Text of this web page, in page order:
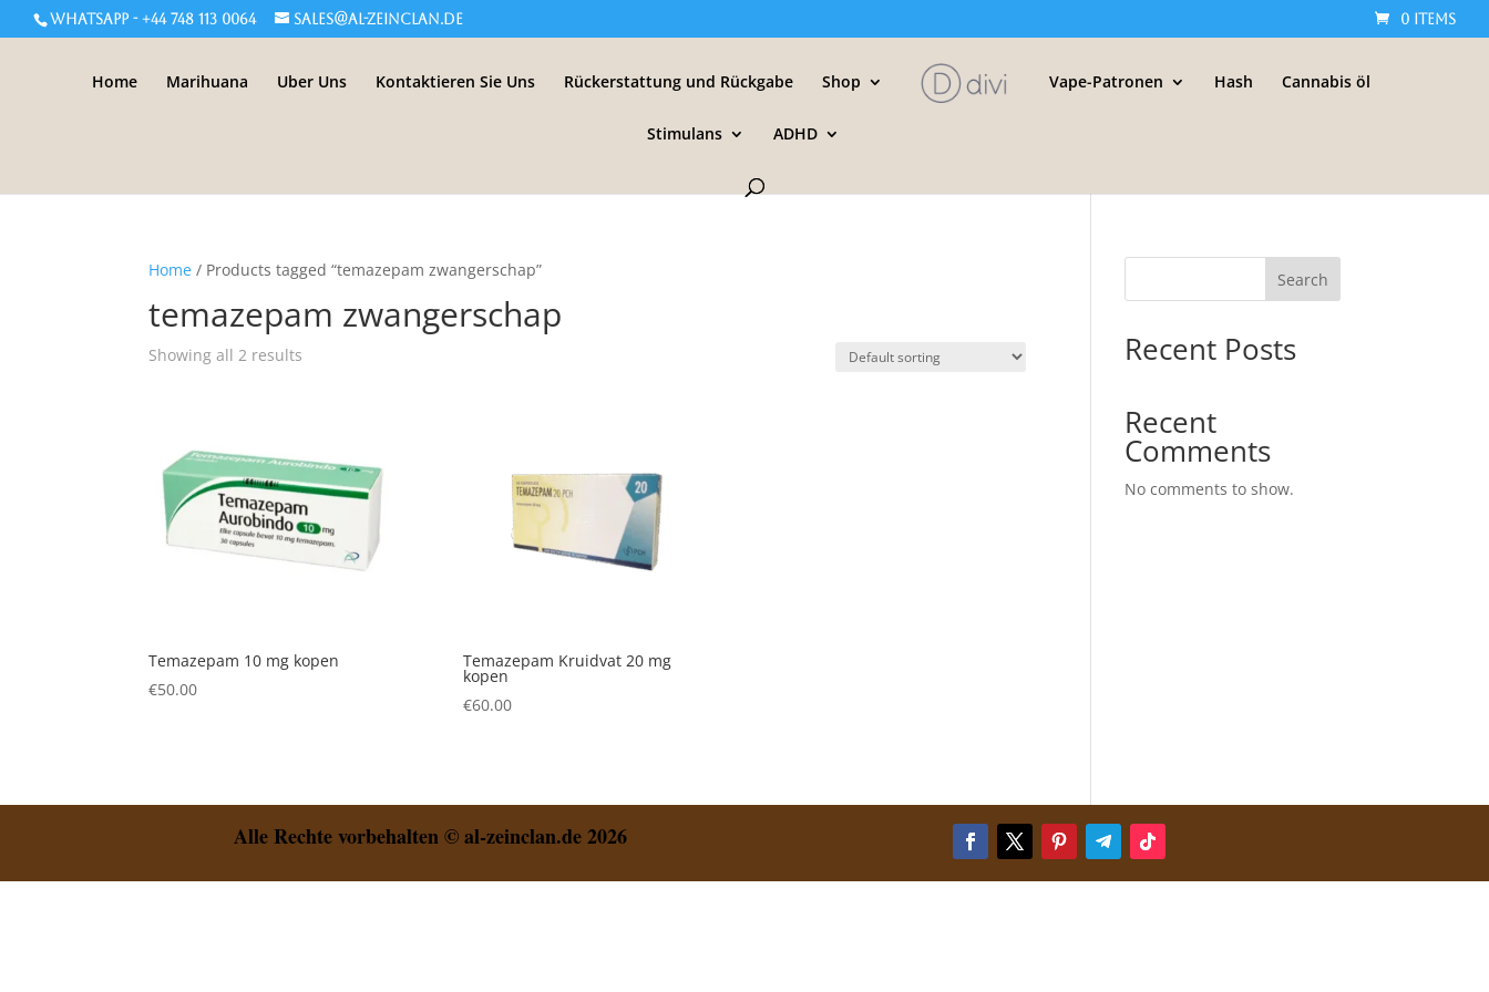
WHATSAPP - +44 748 113 0064 sales@al-zeinclan.de 0 Items
Home Marihuana Uber Uns Kontaktieren Sie Uns Rückerstattung und Rückgabe Shop Vape-Patronen Hash Cannabis öl
Stimulans ADHD
Home / Products tagged “temazepam zwangerschap”
temazepam zwangerschap
Showing all 2 results
Temazepam 10 mg kopen
€50.00
Temazepam Kruidvat 20 mg
kopen
€60.00
Search
Recent Posts
Recent
Comments
No comments to show.
Alle Rechte vorbehalten © al-zeinclan.de 2026